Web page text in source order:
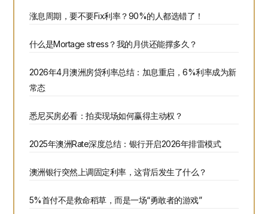
涨息周期，要不要Fix利率？90%的人都选错了！
什么是Mortage stress？我的月供还能撑多久？
2026年4月澳洲房贷利率总结：加息重启，6%利率成为新
常态
悉尼买房必看：拍卖现场如何赢得主动权？
2025年澳洲Rate深度总结：银行开启2026年排雷模式
澳洲银行突然上调固定利率，这背后发生了什么？
5%首付不是救命稻草，而是一场“勇敢者的游戏”